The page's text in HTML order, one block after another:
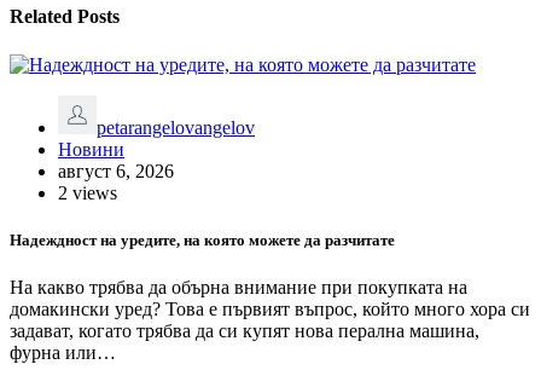
Related Posts
petarangelovangelov
Новини
август 6, 2026
2 views
Надеждност на уредите, на която можете да разчитате
На какво трябва да обърна внимание при покупката на
домакински уред? Това е първият въпрос, който много хора си
задават, когато трябва да си купят нова перална машина,
фурна или…